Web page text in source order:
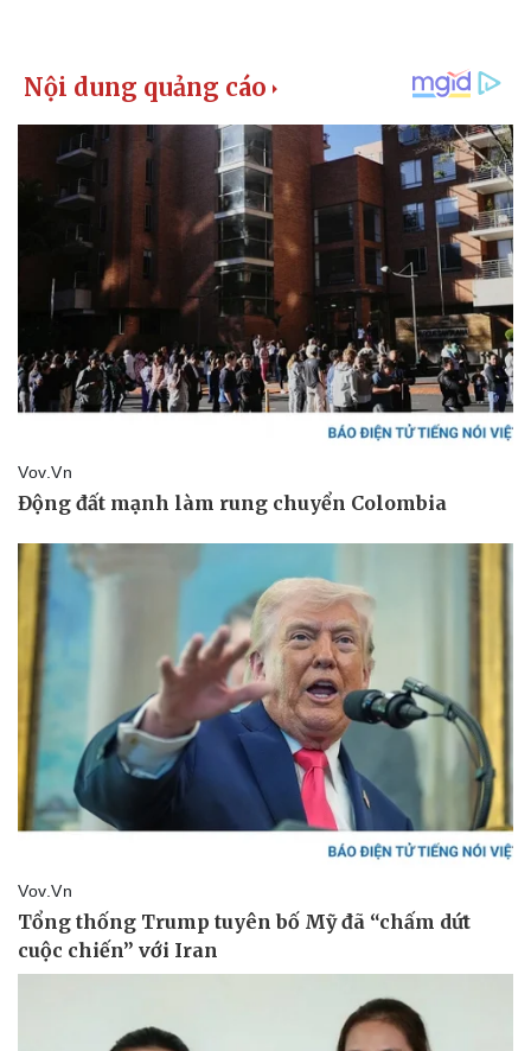
Pháp luật
Vụ án
Tư vấn luật
Quân sự - Quốc phòng
Vũ khí
Việt Nam
Phân tích